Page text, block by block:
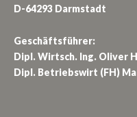
D-64293 Darmstadt
Geschäftsführer:
Dipl. Wirtsch. Ing. Oliver
Dipl. Betriebswirt (FH)